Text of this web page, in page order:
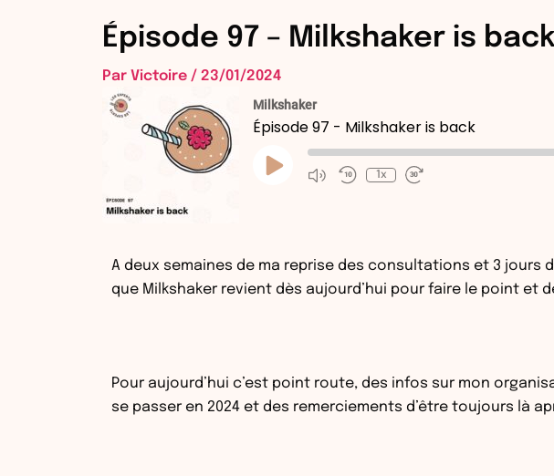
Épisode 97 – Milkshaker is
Par Victoire / 23/01/2024
Milkshaker
Épisode 97 - Milkshaker is back
Episode
1x
A deux semaines de ma reprise des consultations et 3
que Milkshaker revient dès aujourd’hui pour faire le point et
Pour aujourd’hui c’est point route, des infos sur mon
se passer en 2024 et des remerciements d’être toujours là